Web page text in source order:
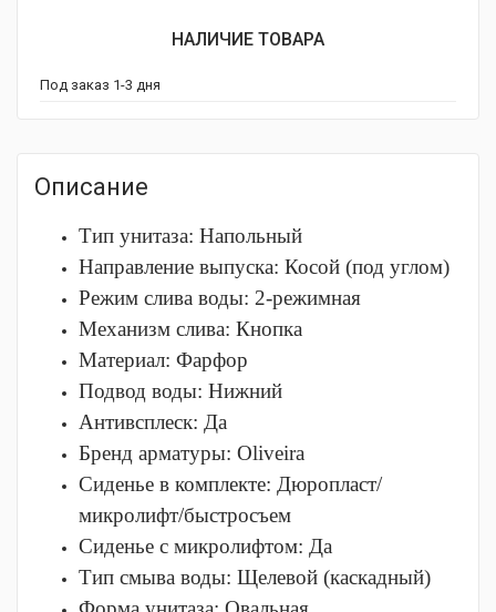
НАЛИЧИЕ ТОВАРА
Под заказ 1-3 дня
Описание
Тип унитаза: Напольный
Направление выпуска: Косой (под углом)
Режим слива воды: 2-режимная
Механизм слива: Кнопка
Материал: Фарфор
Подвод воды: Нижний
Антивсплеск: Да
Бренд арматуры: Oliveira
Сиденье в комплекте: Дюропласт/
микролифт/быстросъем
Сиденье с микролифтом: Да
Тип смыва воды: Щелевой (каскадный)